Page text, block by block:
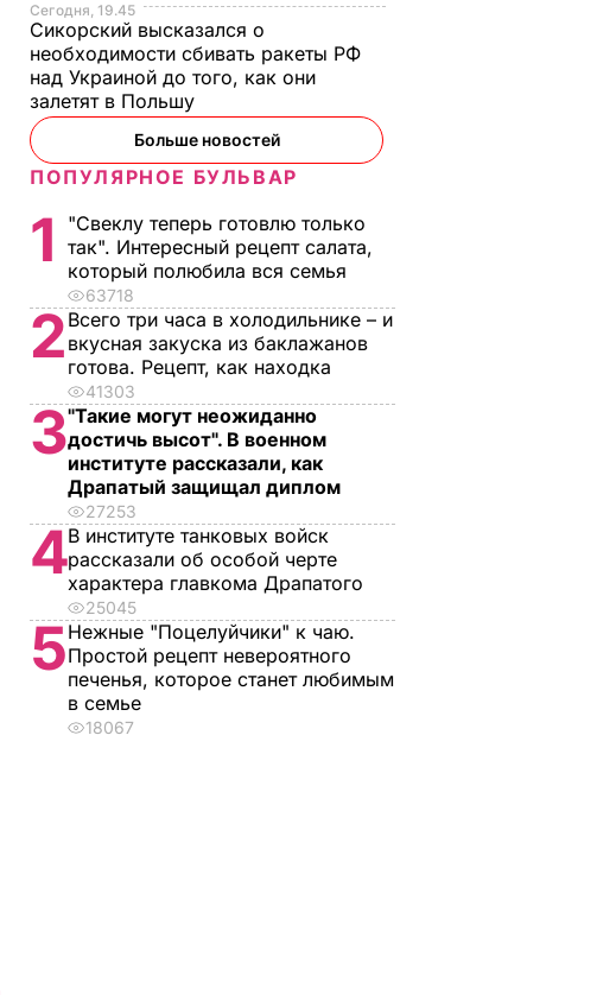
Сегодня, 19.45
Сикорский высказался о
необходимости сбивать ракеты РФ
над Украиной до того, как они
залетят в Польшу
Больше новостей
ПОПУЛЯРНОЕ БУЛЬВАР
1
"Свеклу теперь готовлю только
так". Интересный рецепт салата,
который полюбила вся семья
63718
2 Всего три часа в холодильнике – и
вкусная закуска из баклажанов
готова. Рецепт, как находка
41303
3"Такие могут неожиданно
достичь высот". В военном
институте рассказали, как
Драпатый защищал диплом
27253
4В институте танковых войск
рассказали об особой черте
характера главкома Драпатого
25045
5Нежные "Поцелуйчики" к чаю.
Простой рецепт невероятного
печенья, которое станет любимым
в семье
18067